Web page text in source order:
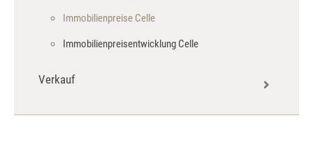
Immobiliengutachter Celle
Immobiliensachverständiger Celle
Immobilienpreise Celle
Immobilienpreisentwicklung Celle
Verkauf